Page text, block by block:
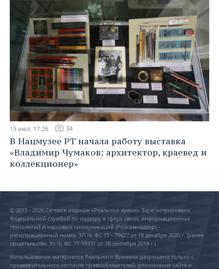
15 июл, 17:26 34
В Нацмузее РТ начала работу выставка
«Владимир Чумаков: архитектор, краевед и
коллекционер»
© 2015 - 2026 Сетевое издание «Реальное время» Зарегистрировано
Федеральной службой по надзору в сфере связи, информационных
технологий и массовых коммуникаций (Роскомнадзор) –
регистрационный номер ЭЛ № ФС 77 - 79627 от 18 декабря 2020 г. (ранее
свидетельство Эл № ФС 77-59331 от 18 сентября 2014 г.)
Использование материалов Реального Времени разрешено только с
предварительного согласия правообладателей, упоминание сайта и